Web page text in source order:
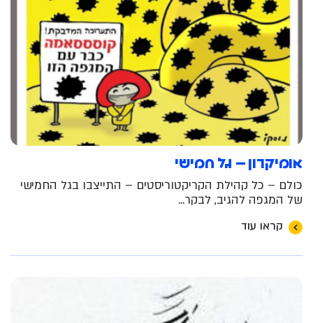
אומיקרון – גל חמישי
כולם – כל קהילת הקריקטוריסטים – התייצבו בגל החמישי
של המגפה להגיב, לבקר...
קראו עוד